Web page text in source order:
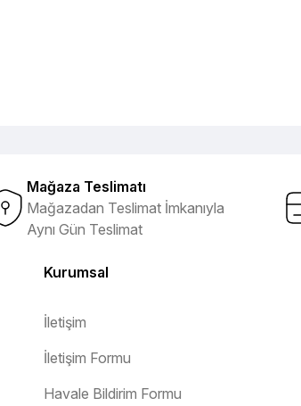
Mağaza Teslimatı
Mağazadan Teslimat İmkanıyla
Aynı Gün Teslimat
Kurumsal
İletişim
İletişim Formu
Havale Bildirim Formu